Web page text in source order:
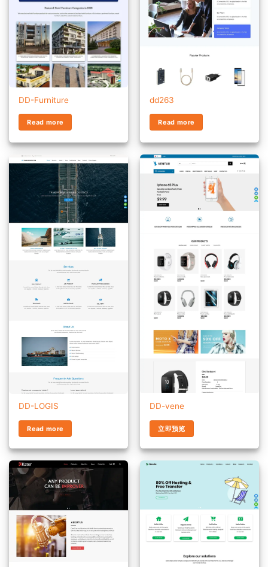
DD-Furniture
Read more
dd263
Read more
DD-LOGIS
Read more
DD-vene
立即预览